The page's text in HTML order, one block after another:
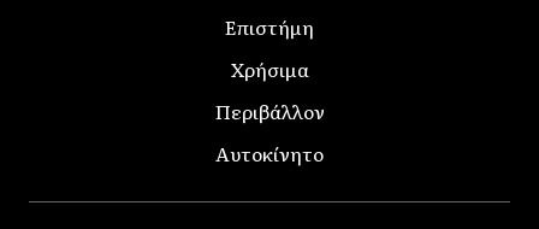
Επιστήμη
Χρήσιμα
Περιβάλλον
Αυτοκίνητο